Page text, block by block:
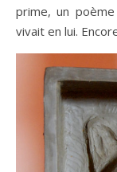
prime, un
vivait en lui.